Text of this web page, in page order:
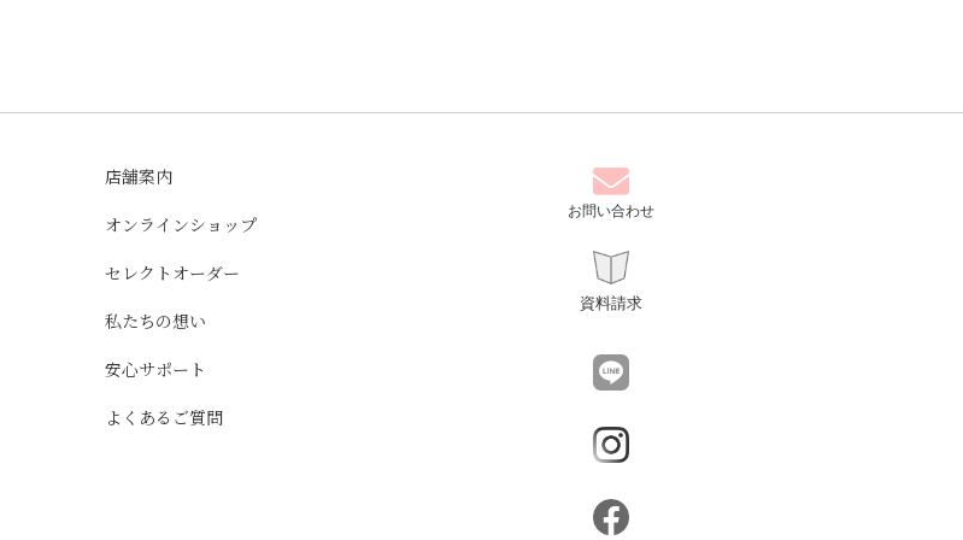
店舗案内
オンラインショップ
セレクトオーダー
私たちの想い
安心サポート
よくあるご質問
お問い合わせ
資料請求